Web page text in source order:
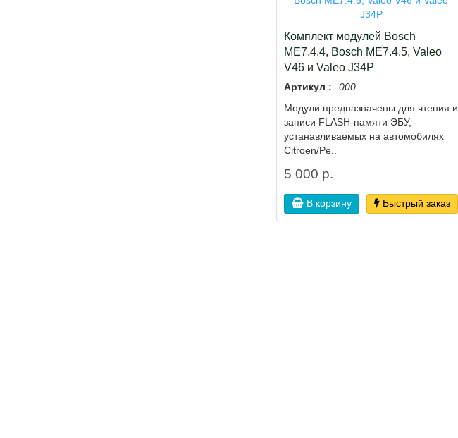
Комплект модулей Bosch
ME7.4.4, Bosch ME7.4.5, Valeo
V46 и Valeo J34P
Артикул :
000
Модули предназначены для чтения и
записи FLASH-памяти ЭБУ,
устанавливаемых на автомобилях
Citroen/Pe..
5 000 р.
В корзину Быстрый заказ